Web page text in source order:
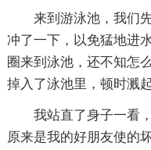
来到游泳池，我们
冲了一下，以免猛地进
圈来到泳池，还不知怎
掉入了泳池里，顿时溅
我站直了身子一看
原来是我的好朋友使的